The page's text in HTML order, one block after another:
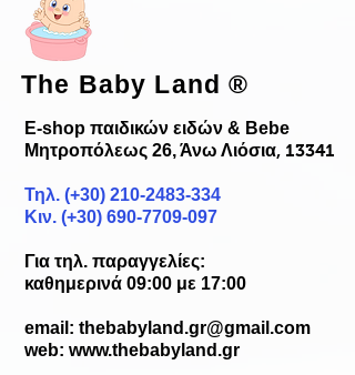
The Baby Land®
E-shop παιδικών ειδών & Bebe
Μητροπόλεως 26, Άνω Λιόσια, 13341
Τηλ. (+30) 210-2483-334
Κιν. (+30) 690-7709-097
Για τηλ. παραγγελίες:
καθημερινά 09:00 με 17:00
email: thebabyland.gr@gmail.com
web: www.thebabyland.gr